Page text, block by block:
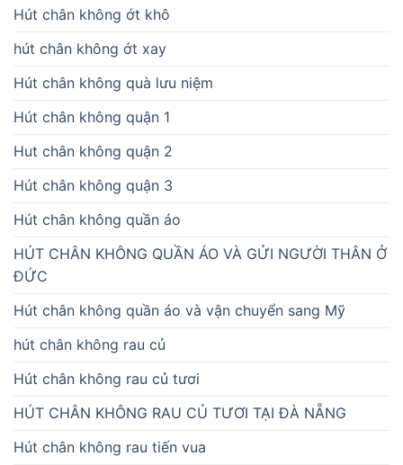
Hút chân không ớt khô
hút chân không ớt xay
Hút chân không quà lưu niệm
Hút chân không quận 1
Hut chân không quận 2
Hút chân không quận 3
Hút chân không quần áo
HÚT CHÂN KHÔNG QUẦN ÁO VÀ GỬI NGƯỜI THÂN Ở
ĐỨC
Hút chân không quần áo và vận chuyển sang Mỹ
hút chân không rau củ
Hút chân không rau củ tươi
HÚT CHÂN KHÔNG RAU CỦ TƯƠI TẠI ĐÀ NẴNG
Hút chân không rau tiến vua